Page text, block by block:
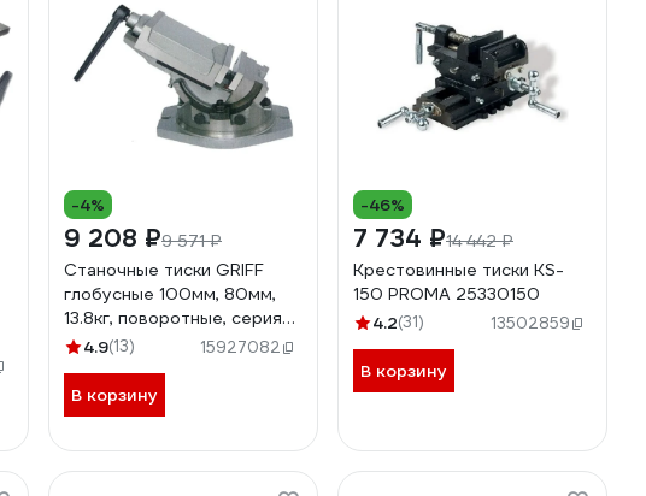
-4%
9 208 ₽9 571 ₽
Станочные тиски GRIFF
глобусные 100мм, 80мм,
13.8кг, поворотные, серия
QHK b241601
4.9(13) 15927082
В корзину
-46%
7 734 ₽14 442 ₽
Крестовинные тиски KS-
150 PROMA 25330150
4.2(31) 13502859
В корзину